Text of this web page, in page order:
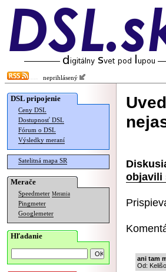
neprihlásený
DSL pripojenie
Ceny DSL
Dostupnosť DSL
Fórum o DSL
Výsledky meraní
Satelitná mapa SR
Merače
Speedmeter Merania
Pingmeter
Googlemeter
Hľadanie
objavili
ani tam
Od: